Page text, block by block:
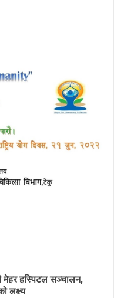
मेहर हस्पिटल सञ्चालन,
लक्ष्य